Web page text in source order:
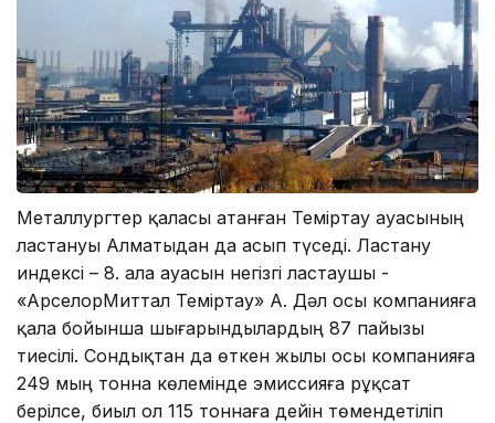
Металлургтер қаласы атанған Теміртау ауасының
ластануы Алматыдан да асып түседі. Ластану
индексі – 8. Қала ауасын негізгі ластаушы -
«АрселорМиттал Теміртау» АҚ. Дәл осы компанияға
қала бойынша шығарындылардың 87 пайызы
тиесілі. Сондықтан да өткен жылы осы компанияға
249 мың тонна көлемінде эмиссияға рұқсат
берілсе, биыл ол 115 тоннаға дейін төмендетіліп